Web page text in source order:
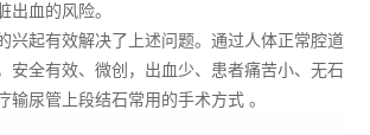
出血的风险。
兴起有效解决了上述问题。通过人体正常腔道
安全有效、微创，出血少、患者痛苦小、无石
输尿管上段结石常用的手术方式 。